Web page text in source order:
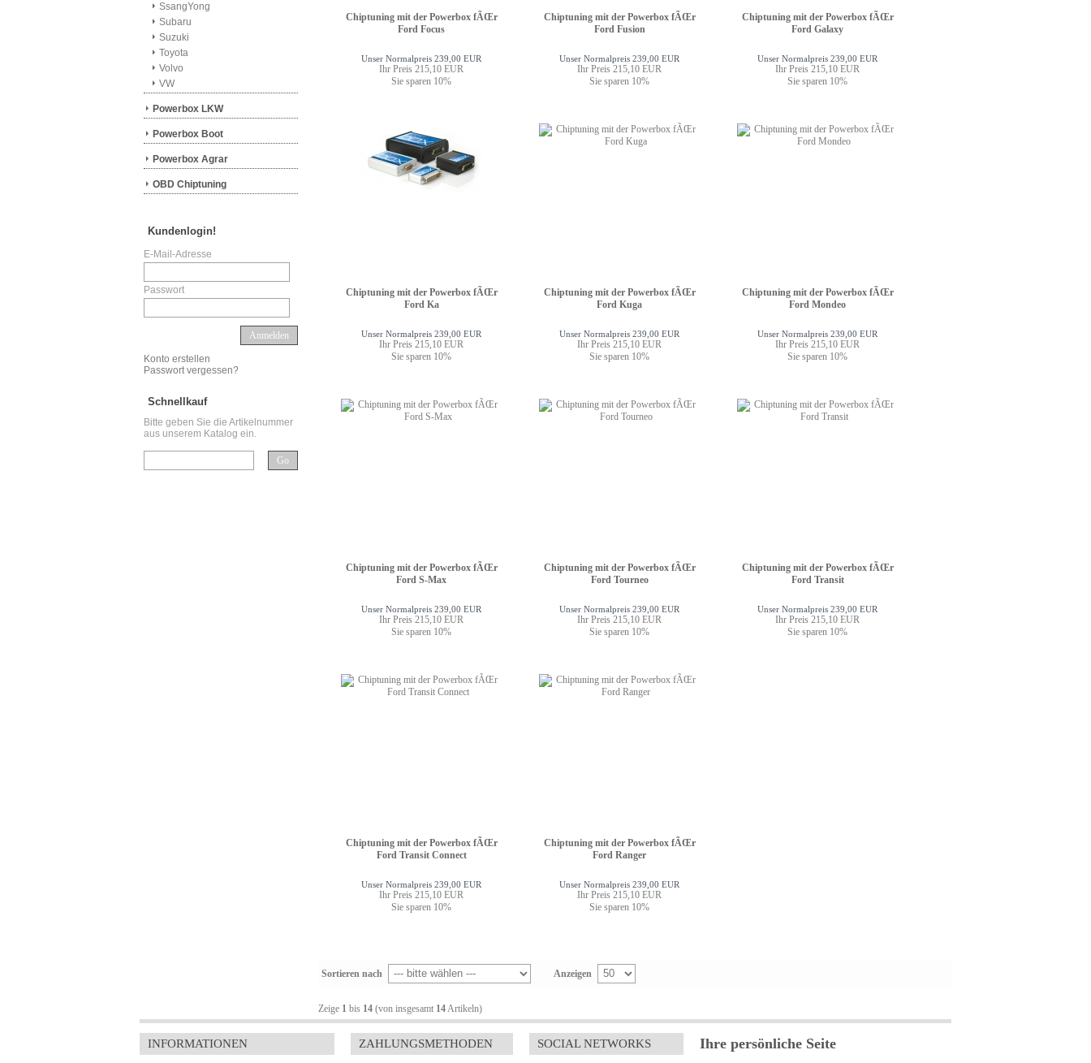
Chiptuning mit der Powerbox fÃŒr
Ford Focus
Unser Normalpreis 239,00 EUR
Ihr Preis 215,10 EUR
Sie sparen 10%
Chiptuning mit der Powerbox fÃŒr
Ford Fusion
Unser Normalpreis 239,00 EUR
Ihr Preis 215,10 EUR
Sie sparen 10%
Chiptuning mit der Powerbox fÃŒr
Ford Galaxy
Unser Normalpreis 239,00 EUR
Ihr Preis 215,10 EUR
Sie sparen 10%
Chiptuning mit der Powerbox fÃŒr
Ford Ka
Unser Normalpreis 239,00 EUR
Ihr Preis 215,10 EUR
Sie sparen 10%
Chiptuning mit der Powerbox fÃŒr
Ford Kuga
Unser Normalpreis 239,00 EUR
Ihr Preis 215,10 EUR
Sie sparen 10%
Chiptuning mit der Powerbox fÃŒr
Ford Mondeo
Unser Normalpreis 239,00 EUR
Ihr Preis 215,10 EUR
Sie sparen 10%
Chiptuning mit der Powerbox fÃŒr
Ford S-Max
Unser Normalpreis 239,00 EUR
Ihr Preis 215,10 EUR
Sie sparen 10%
Chiptuning mit der Powerbox fÃŒr
Ford Tourneo
Unser Normalpreis 239,00 EUR
Ihr Preis 215,10 EUR
Sie sparen 10%
Chiptuning mit der Powerbox fÃŒr
Ford Transit
Unser Normalpreis 239,00 EUR
Ihr Preis 215,10 EUR
Sie sparen 10%
Chiptuning mit der Powerbox fÃŒr
Ford Transit Connect
Unser Normalpreis 239,00 EUR
Ihr Preis 215,10 EUR
Sie sparen 10%
Chiptuning mit der Powerbox fÃŒr
Ford Ranger
Unser Normalpreis 239,00 EUR
Ihr Preis 215,10 EUR
Sie sparen 10%
Sortieren nach Anzeigen
Zeige 1 bis 14 (von insgesamt 14Artikeln)
SsangYong
Subaru
Suzuki
Toyota
Volvo
VW
Powerbox LKW
Powerbox Boot
Powerbox Agrar
OBD Chiptuning
Kundenlogin!
E-Mail-Adresse
Passwort
Anmelden
Konto erstellen
Passwort vergessen?
Schnellkauf
Bitte geben Sie die Artikelnummer
aus unserem Katalog ein.
Go
INFORMATIONEN ZAHLUNGSMETHODEN SOCIAL NETWORKS Ihre persönliche Seite